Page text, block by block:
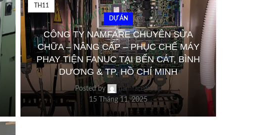
TH11
DỰ ÁN
CÔNG TY NAMFARE CHUYÊN SỬA
CHỮA – NÂNG CẤP – PHỤC CHẾ MÁY
PHAY TIỆN FANUC TẠI BẾN CÁT, BÌNH
DƯƠNG & TP. HỒ CHÍ MINH
Posted by
namfaregroup
15 Tháng 11, 2025
TÀI LIỆU KỸ THUẬT
Tài Liệu Kỹ Thuật Sửa Máy CNC Mazak
Int MarkIV ATC Operation Menu and
Recovery Procedures
Posted by
namfaregroup
20 Tháng 8, 2025